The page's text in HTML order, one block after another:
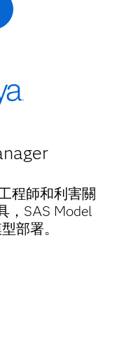
程師和利害關
，SAS Model
部署。